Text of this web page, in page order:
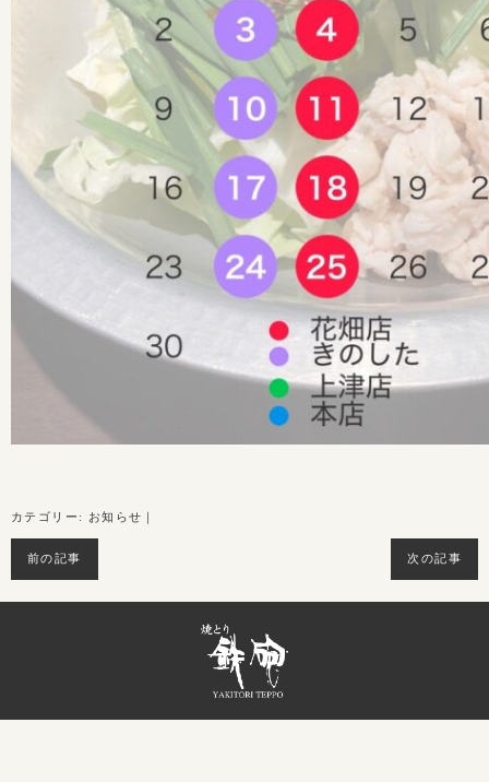
カテゴリー: お知らせ
前の記事 次の記事